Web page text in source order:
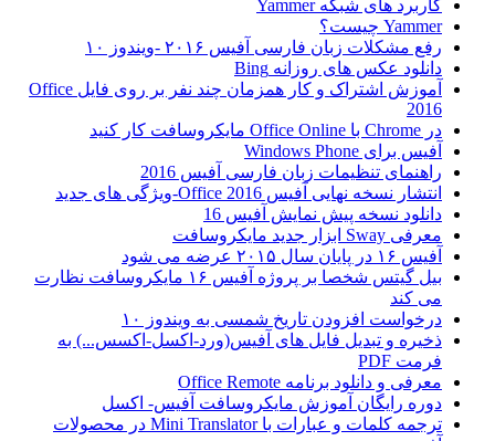
کاربرد های شبکه Yammer
Yammer چیست؟
رفع مشکلات زبان فارسی آفیس ۲۰۱۶ -ویندوز ۱۰
دانلود عکس های روزانه Bing
آموزش اشتراک و کار همزمان چند نفر بر روی فایل Office
2016
در Chrome با Office Online مایکروسافت کار کنید
آفیس برای Windows Phone
راهنمای تنظیمات زبان فارسی آفیس 2016
انتشار نسخه نهایی آفیس Office 2016-ویژگی های جدید
دانلود نسخه پیش نمایش آفیس 16
معرفی Sway ابزار جدید مایکروسافت
آفیس ۱۶ در پایان سال ۲۰۱۵ عرضه می شود
بیل گیتس شخصا بر پروژه آفیس ۱۶ مایکروسافت نظارت
می کند
درخواست افزودن تاریخ شمسی به ویندوز ۱۰
ذخیره و تبدیل فایل های آفیس(ورد-اکسل-اکسس...) به
فرمت PDF
معرفی و دانلود برنامه Office Remote
دوره رایگان آموزش مایکروسافت آفیس- اکسل
ترجمه کلمات و عبارات با Mini Translator در محصولات